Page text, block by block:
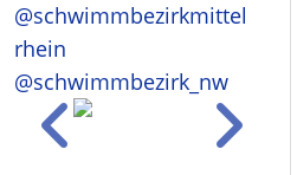
@schwimmbezirkmittel
rhein
@schwimmbezirk_nw